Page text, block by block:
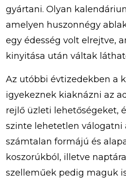
gyártani. Olyan
amelyen huszonnégy
egy édesség volt elrejtve,
kinyitása után váltak
Az utóbbi évtizedekben a
igyekeznek kiaknázni az
rejlő üzleti lehetőségeket,
szinte lehetetlen válogatni
számtalan formájú és
koszorúkból, illetve
szelleműek pedig maguk